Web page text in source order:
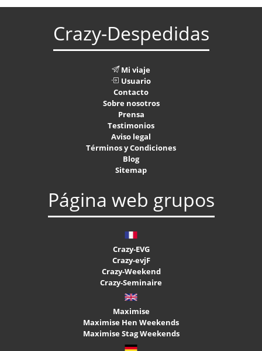
Crazy-Despedidas
Mi viaje
Usuario
Contacto
Sobre nosotros
Prensa
Testimonios
Aviso legal
Términos y Condiciones
Blog
Sitemap
Página web grupos
Crazy-EVG
Crazy-evjF
Crazy-Weekend
Crazy-Seminaire
Maximise
Maximise Hen Weekends
Maximise Stag Weekends